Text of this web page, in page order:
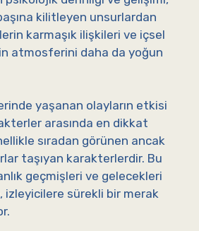
kilitleyen unsurlardan
karmaşık ilişkileri ve içsel
atmosferini daha da yoğun
yaşanan olayların etkisi
arasında en dikkat
sıradan görünen ancak
taşıyan karakterlerdir. Bu
geçmişleri ve gelecekleri
izleyicilere sürekli bir merak